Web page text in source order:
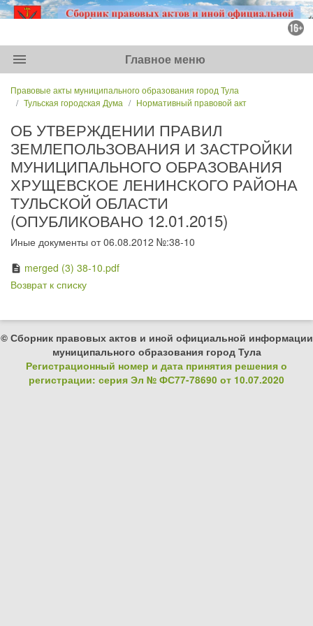
menu Главное меню
Правовые акты муниципального образования город Тула
Тульская городская Дума
Нормативный правовой акт
ОБ УТВЕРЖДЕНИИ ПРАВИЛ
ЗЕМЛЕПОЛЬЗОВАНИЯ И ЗАСТРОЙКИ
МУНИЦИПАЛЬНОГО ОБРАЗОВАНИЯ
ХРУЩЕВСКОЕ ЛЕНИНСКОГО РАЙОНА
ТУЛЬСКОЙ ОБЛАСТИ
(ОПУБЛИКОВАНО 12.01.2015)
Иные документы от 06.08.2012 №:38-10
description merged (3) 38-10.pdf
Возврат к списку
© Сборник правовых актов и иной официальной информации
муниципального образования город Тула
Регистрационный номер и дата принятия решения о
регистрации: серия Эл № ФС77-78690 от 10.07.2020